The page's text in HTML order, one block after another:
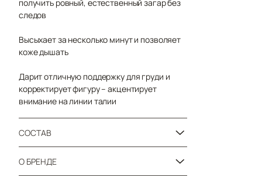
получить ровный, естественный загар без
следов
Высыхает за несколько минут и позволяет
коже дышать
Дарит отличную поддержку для груди и
корректирует фигуру – акцентирует
внимание на линии талии
СОСТАВ
О БРЕНДЕ